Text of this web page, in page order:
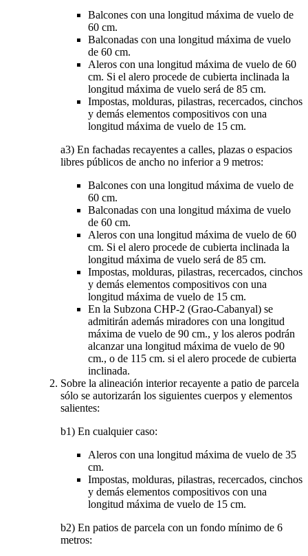
Balcones con una longitud máxima de vuelo de
60 cm.
Balconadas con una longitud máxima de vuelo
de 60 cm.
Aleros con una longitud máxima de vuelo de 60
cm. Si el alero procede de cubierta inclinada la
longitud máxima de vuelo será de 85 cm.
Impostas, molduras, pilastras, recercados, cinchos
y demás elementos compositivos con una
longitud máxima de vuelo de 15 cm.
a3) En fachadas recayentes a calles, plazas o espacios
libres públicos de ancho no inferior a 9 metros:
Balcones con una longitud máxima de vuelo de
60 cm.
Balconadas con una longitud máxima de vuelo
de 60 cm.
Aleros con una longitud máxima de vuelo de 60
cm. Si el alero procede de cubierta inclinada la
longitud máxima de vuelo será de 85 cm.
Impostas, molduras, pilastras, recercados, cinchos
y demás elementos compositivos con una
longitud máxima de vuelo de 15 cm.
En la Subzona CHP-2 (Grao-Cabanyal) se
admitirán además miradores con una longitud
máxima de vuelo de 90 cm., y los aleros podrán
alcanzar una longitud máxima de vuelo de 90
cm., o de 115 cm. si el alero procede de cubierta
inclinada.
Sobre la alineación interior recayente a patio de parcela
sólo se autorizarán los siguientes cuerpos y elementos
salientes:
b1) En cualquier caso:
Aleros con una longitud máxima de vuelo de 35
cm.
Impostas, molduras, pilastras, recercados, cinchos
y demás elementos compositivos con una
longitud máxima de vuelo de 15 cm.
b2) En patios de parcela con un fondo mínimo de 6
metros: